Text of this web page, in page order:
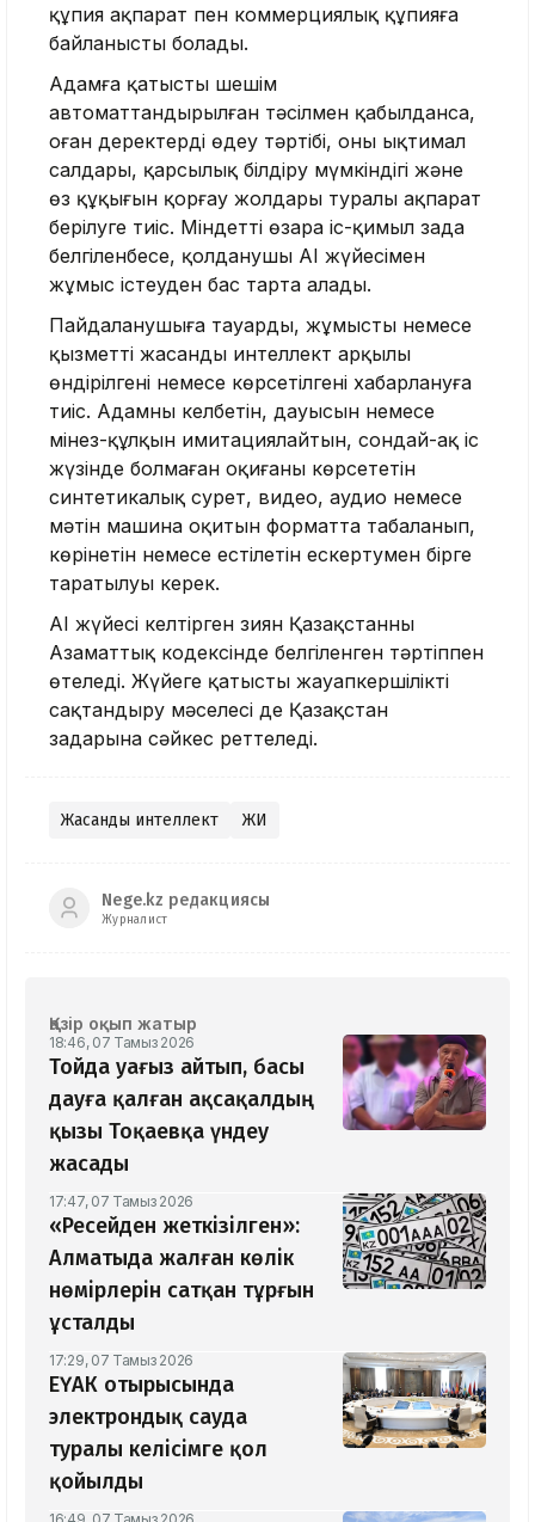
құпия ақпарат пен коммерциялық құпияға
байланысты болады.
Адамға қатысты шешім
автоматтандырылған тәсілмен қабылданса,
оған деректерді өңдеу тәртібі, оның ықтимал
салдары, қарсылық білдіру мүмкіндігі және
өз құқығын қорғау жолдары туралы ақпарат
берілуге тиіс. Міндетті өзара іс-қимыл заңда
белгіленбесе, қолданушы AI жүйесімен
жұмыс істеуден бас тарта алады.
Пайдаланушыға тауардың, жұмыстың немесе
қызметтің жасанды интеллект арқылы
өндірілгені немесе көрсетілгені хабарлануға
тиіс. Адамның келбетін, дауысын немесе
мінез-құлқын имитациялайтын, сондай-ақ іс
жүзінде болмаған оқиғаны көрсететін
синтетикалық сурет, видео, аудио немесе
мәтін машина оқитын форматта таңбаланып,
көрінетін немесе естілетін ескертумен бірге
таратылуы керек.
AI жүйесі келтірген зиян Қазақстанның
Азаматтық кодексінде белгіленген тәртіппен
өтеледі. Жүйеге қатысты жауапкершілікті
сақтандыру мәселесі де Қазақстан
заңдарына сәйкес реттеледі.
Жасанды интеллект ЖИ
Nege.kz редакциясы
Журналист
Қазір оқып жатыр
18:46, 07 Тамыз 2026
Тойда уағыз айтып, басы
дауға қалған ақсақалдың
қызы Тоқаевқа үндеу
жасады
17:47, 07 Тамыз 2026
«Ресейден жеткізілген»:
Алматыда жалған көлік
нөмірлерін сатқан тұрғын
ұсталды
17:29, 07 Тамыз 2026
ЕҮАК отырысында
электрондық сауда
туралы келісімге қол
қойылды